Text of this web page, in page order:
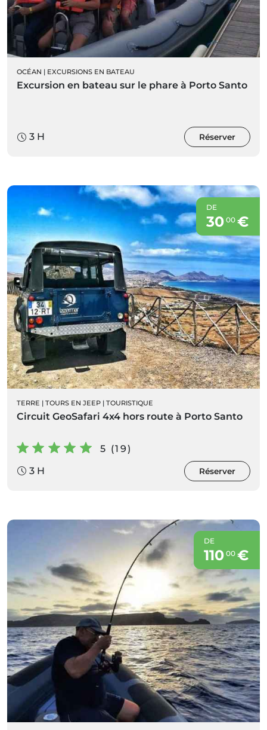
OCÉAN | EXCURSIONS EN BATEAU
Excursion en bateau sur le phare à Porto Santo
3 H Réserver
DE
30 00€
TERRE | TOURS EN JEEP | TOURISTIQUE
Circuit GeoSafari 4x4 hors route à Porto Santo
5 (19)
3 H
Réserver
DE
110 00€